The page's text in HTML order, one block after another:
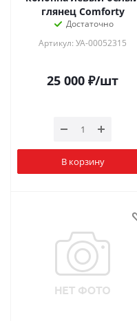
глянец Comforty
Достаточно
Артикул: УА-00052315
25 000 ₽/шт
В корзину